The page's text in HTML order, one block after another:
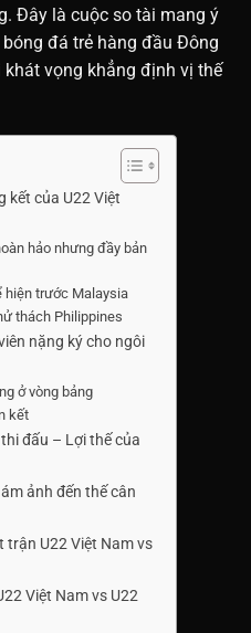
Đây là cuộc so tài mang ý
đá trẻ hàng đầu Đông
vọng khẳng định vị thế
kết của U22 Việt
hảo nhưng đầy bản
hiện trước Malaysia
thách Philippines
nặng ký cho ngôi
ở vòng bảng
kết
đấu – Lợi thế của
ảnh đến thế cân
trận U22 Việt Nam vs
Việt Nam vs U22